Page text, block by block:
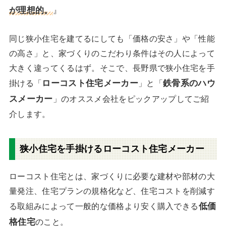
が理想的。』
同じ狭小住宅を建てるにしても「価格の安さ」や「性能
の高さ」と、家づくりのこだわり条件はその人によって
大きく違ってくるはず。そこで、長野県で狭小住宅を手
掛ける「 ローコスト住宅メーカー」と「鉄骨系のハウ
スメーカー 」のオススメ会社をピックアップしてご紹
介します。
狭小住宅を手掛けるローコスト住宅メーカー
ローコスト住宅とは、家づくりに必要な建材や部材の大
量発注、住宅プランの規格化など、住宅コストを削減す
る取組みによって一般的な価格より安く購入できる低価
格住宅のこと。